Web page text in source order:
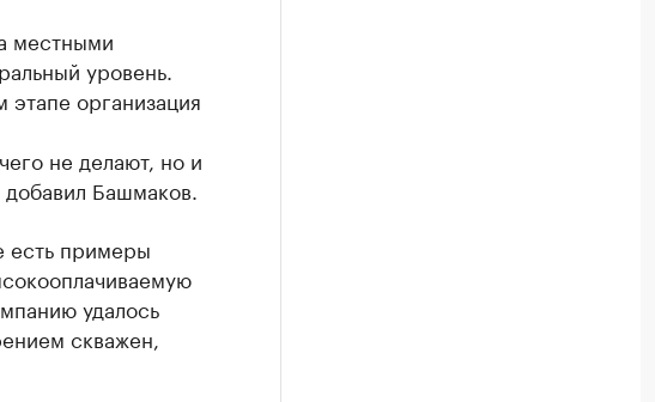
местными
уровень.
этапе организация
не делают, но и
Башмаков.
есть примеры
удалось
скважен,